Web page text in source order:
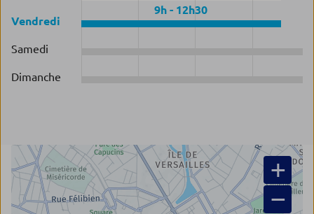
Vendredi
9h - 12h30
Samedi
Dimanche
+
−